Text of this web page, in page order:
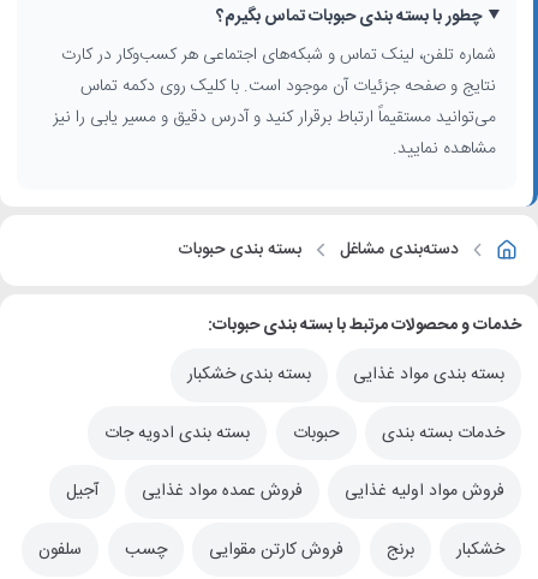
چطور با بسته بندی حبوبات تماس بگیرم؟
شماره تلفن، لینک تماس و شبکه‌های اجتماعی هر کسب‌وکار در کارت
نتایج و صفحه جزئیات آن موجود است. با کلیک روی دکمه تماس
می‌توانید مستقیماً ارتباط برقرار کنید و آدرس دقیق و مسیر یابی را نیز
مشاهده نمایید.
دسته‌بندی مشاغل بسته بندی حبوبات
خدمات و محصولات مرتبط با بسته بندی حبوبات:
بسته بندی مواد غذایی
بسته بندی خشکبار
خدمات بسته بندی حبوبات بسته بندی ادویه جات
فروش مواد اولیه غذایی فروش عمده مواد غذایی آجیل
خشکبار برنج فروش کارتن مقوایی چسب سلفون